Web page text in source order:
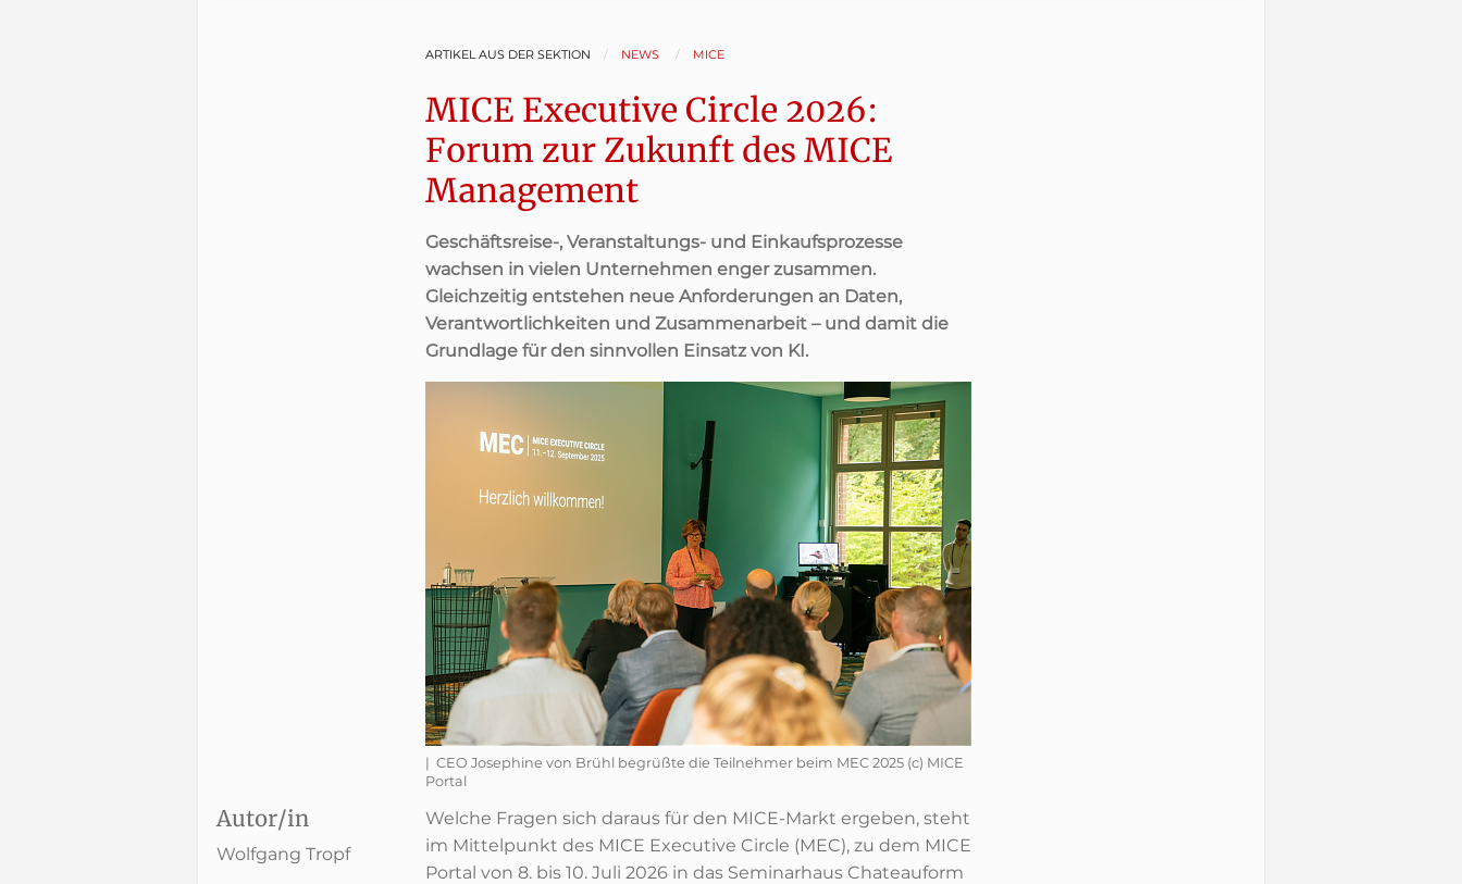
ARTIKEL AUS DER SEKTION NEWS MICE
MICE Executive Circle 2026:
Forum zur Zukunft des MICE
Management
Geschäftsreise-, Veranstaltungs- und Einkaufsprozesse
wachsen in vielen Unternehmen enger zusammen.
Gleichzeitig entstehen neue Anforderungen an Daten,
Verantwortlichkeiten und Zusammenarbeit – und damit die
Grundlage für den sinnvollen Einsatz von KI.
| CEO Josephine von Brühl begrüßte die Teilnehmer beim MEC 2025 (c) MICE
Portal
Autor/in
Wolfgang Tropf
Welche Fragen sich daraus für den MICE-Markt ergeben, steht
im Mittelpunkt des MICE Executive Circle (MEC), zu dem MICE
Portal von 8. bis 10. Juli 2026 in das Seminarhaus Chateauform